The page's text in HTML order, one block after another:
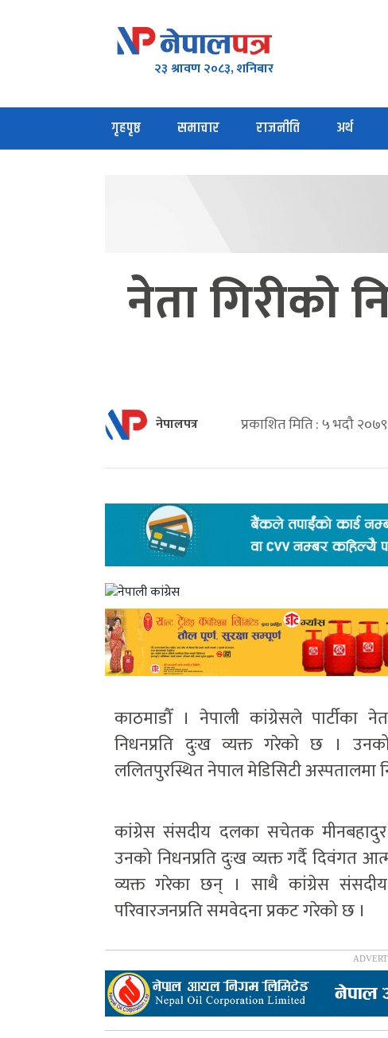
२३ श्रावण २०८३, शनिबार
गृहपृष्ठ समाचार राजनीति अर्थ
नेता गिरीको
नेपालपत्र प्रकाशित मिति : ५ भदौ
काठमाडौँ । नेपाली कांग्रेसले पार्टीका
निधनप्रति दुःख व्यक्त गरेको छ ।
ललितपुरस्थित नेपाल मेडिसिटी अस्पतालमा
कांग्रेस संसदीय दलका सचेतक मीनबहादुर
उनको निधनप्रति दुःख व्यक्त गर्दै दिवंगत
व्यक्त गरेका छन् । साथै कांग्रेस
परिवारजनप्रति समवेदना प्रकट गरेको छ ।